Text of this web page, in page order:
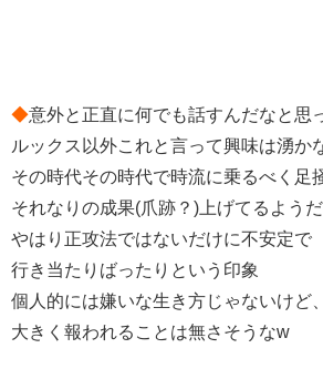
◆意外と正直に何でも話すんだなと思
ルックス以外これと言って興味は湧か
その時代その時代で時流に乗るべく足
それなりの成果(爪跡？)上げてるようだ
やはり正攻法ではないだけに不安定で
行き当たりばったりという印象
個人的には嫌いな生き方じゃないけど、
大きく報われることは無さそうなw